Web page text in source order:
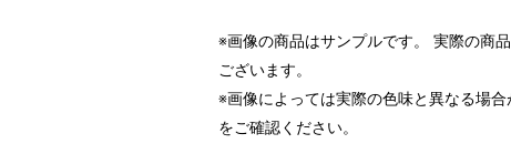
※画像の商品はサンプルです。 実際の商
ございます。
※画像によっては実際の色味と異なる場
をご確認ください。